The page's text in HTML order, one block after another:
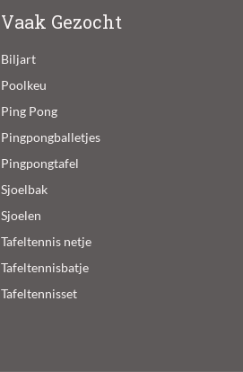
Vaak Gezocht
Biljart
Poolkeu
Ping Pong
Pingpongballetjes
Pingpongtafel
Sjoelbak
Sjoelen
Tafeltennis netje
Tafeltennisbatje
Tafeltennisset